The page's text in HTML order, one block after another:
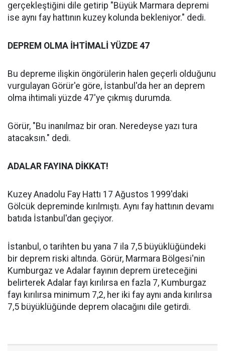
gerçekleştiğini dile getirip "Büyük Marmara depremi
ise aynı fay hattının kuzey kolunda bekleniyor." dedi.
DEPREM OLMA İHTİMALİ YÜZDE 47
Bu depreme ilişkin öngörülerin halen geçerli olduğunu
vurgulayan Görür'e göre, İstanbul'da her an deprem
olma ihtimali yüzde 47'ye çıkmış durumda.
Görür, "Bu inanılmaz bir oran. Neredeyse yazı tura
atacaksın." dedi.
ADALAR FAYINA DİKKAT!
Kuzey Anadolu Fay Hattı 17 Ağustos 1999'daki
Gölcük depreminde kırılmıştı. Aynı fay hattının devamı
batıda İstanbul'dan geçiyor.
İstanbul, o tarihten bu yana 7 ila 7,5 büyüklüğündeki
bir deprem riski altında. Görür, Marmara Bölgesi'nin
Kumburgaz ve Adalar fayının deprem üreteceğini
belirterek Adalar fayı kırılırsa en fazla 7, Kumburgaz
fayı kırılırsa minimum 7,2, her iki fay aynı anda kırılırsa
7,5 büyüklüğünde deprem olacağını dile getirdi.